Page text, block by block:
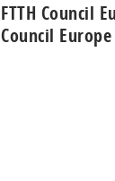
FTTH Council
Council Europe